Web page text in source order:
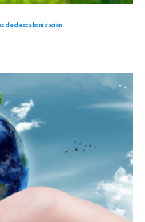
de descabonización